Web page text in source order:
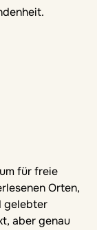
für freie
Orten,
gelebter
aber genau